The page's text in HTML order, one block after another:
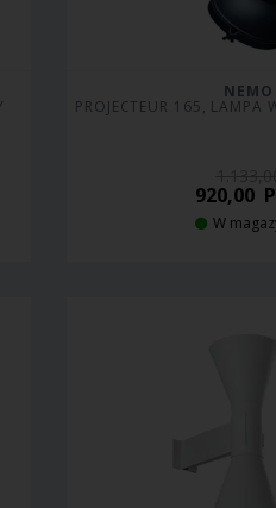
NEMO
PROJECTEUR 165, LAMPA
920,00
W